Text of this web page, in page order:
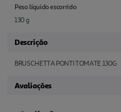
Peso líquido escorrido
130 g
Descrição
BRUSCHETTA PONTI TOMATE 130G
Avaliações